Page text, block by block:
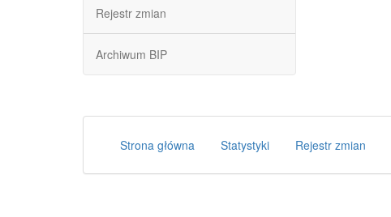
Rejestr zmian
Archiwum BIP
Strona główna Statystyki Rejestr zmian